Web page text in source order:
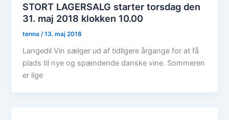
STORT LAGERSALG starter torsdag den
31. maj 2018 klokken 10.00
tenna/13. maj 2018
Langedil Vin sælger ud af tidligere årgange for at få
plads til nye og spændende danske vine. Sommeren
er lige